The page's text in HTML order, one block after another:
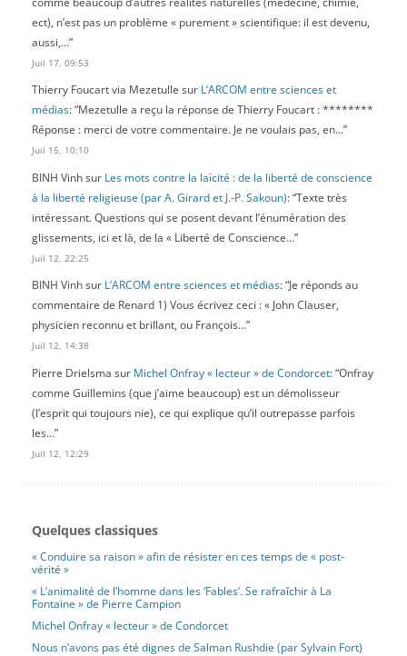
ect), n’est pas un problème « purement » scientifique: il est devenu,
aussi,…”
Juil 17, 09:53
Thierry Foucart via Mezetulle sur L’ARCOM entre sciences et
médias: “Mezetulle a reçu la réponse de Thierry Foucart : ********
Réponse : merci de votre commentaire. Je ne voulais pas, en…”
Juil 15, 10:10
BINH Vinhsur Les mots contre la laïcité : de la liberté de conscience
à la liberté religieuse (par A. Girard et J.-P. Sakoun): “Texte très
intéressant. Questions qui se posent devant l’énumération des
glissements, ici et là, de la « Liberté de Conscience…”
Juil 12, 22:25
BINH Vinhsur L’ARCOM entre sciences et médias: “Je réponds au
commentaire de Renard 1) Vous écrivez ceci : « John Clauser,
physicien reconnu et brillant, ou François…”
Juil 12, 14:38
Pierre Drielsma sur Michel Onfray « lecteur » de Condorcet: “Onfray
comme Guillemins (que j’aime beaucoup) est un démolisseur
(l’esprit qui toujours nie), ce qui explique qu’il outrepasse parfois
les…”
Juil 12, 12:29
Quelques classiques
« Conduire sa raison » afin de résister en ces temps de « post-
vérité »
« L’animalité de l’homme dans les ‘Fables’. Se rafraîchir à La
Fontaine » de Pierre Campion
Michel Onfray « lecteur » de Condorcet
Nous n’avons pas été dignes de Salman Rushdie (par Sylvain Fort)